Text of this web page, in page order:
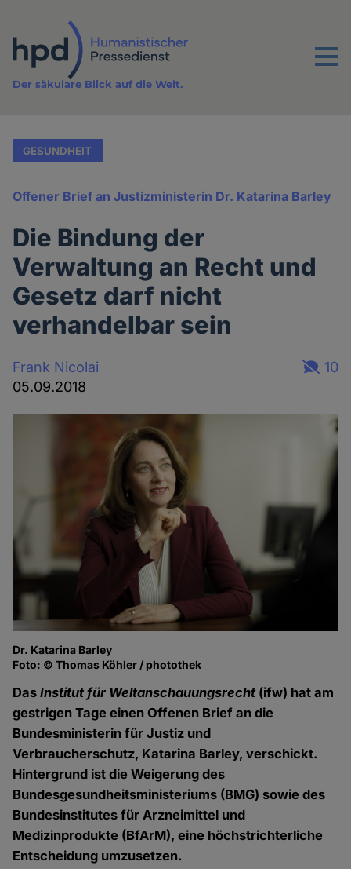
Inhalt
Menu
Der säkulare Blick auf die Welt.
GESUNDHEIT
Offener Brief an Justizministerin Dr. Katarina Barley
Die Bindung der
Verwaltung an Recht und
Gesetz darf nicht
verhandelbar sein
Frank Nicolai
05.09.2018
10
Dr. Katarina Barley
Foto: © Thomas Köhler / photothek
DasInstitut für Weltanschauungsrecht (ifw) hat am
gestrigen Tage einen Offenen Brief an die
Bundesministerin für Justiz und
Verbraucherschutz, Katarina Barley, verschickt.
Hintergrund ist die Weigerung des
Bundesgesundheitsministeriums (BMG) sowie des
Bundesinstitutes für Arzneimittel und
Medizinprodukte (BfArM), eine höchstrichterliche
Entscheidung umzusetzen.